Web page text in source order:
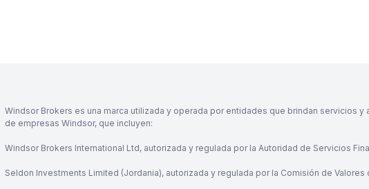
Windsor Brokers es una marca utilizada y operada por entidades que brindan servicios
de empresas Windsor, que incluyen:
Windsor Brokers International Ltd, autorizada y regulada por la Autoridad de Servicios
Seldon Investments Limited (Jordania), autorizada y regulada por la Comisión de Valores